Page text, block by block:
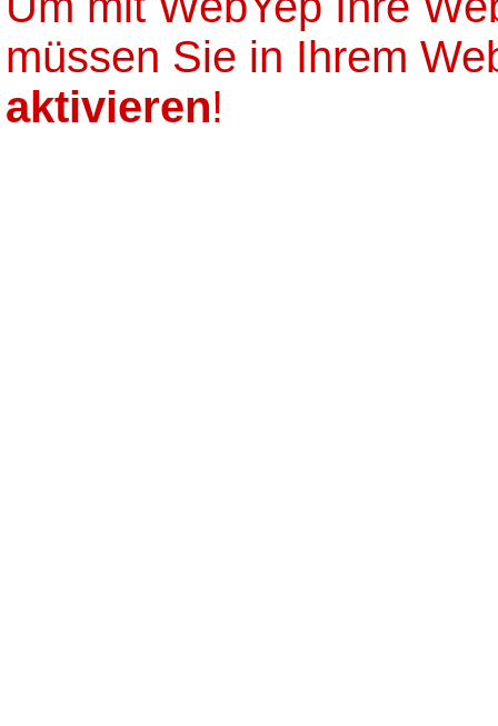
müssen Sie in Ihrem
aktivieren!